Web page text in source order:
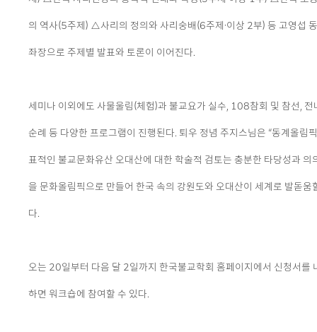
의 역사(5주제) △사리의 정의와 사리숭배(6주제·이상 2부) 등 고영섭
좌장으로 주제별 발표와 토론이 이어진다.
세미나 이외에도 사물울림(체험)과 불교요가 실수, 108참회 및 참선, 전
순례 등 다양한 프로그램이 진행된다. 퇴우 정념 주지스님은 “동계올림
표적인 불교문화유산 오대산에 대한 학술적 검토는 충분한 타당성과 의
을 문화올림픽으로 만들어 한국 속의 강원도와 오대산이 세계로 발돋움
다.
오는 20일부터 다음 달 2일까지 한국불교학회 홈페이지에서 신청서를
하면 워크숍에 참여할 수 있다.